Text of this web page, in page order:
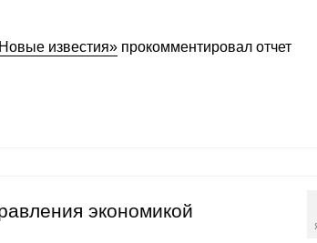
известия» прокомментировал отчет
экономикой